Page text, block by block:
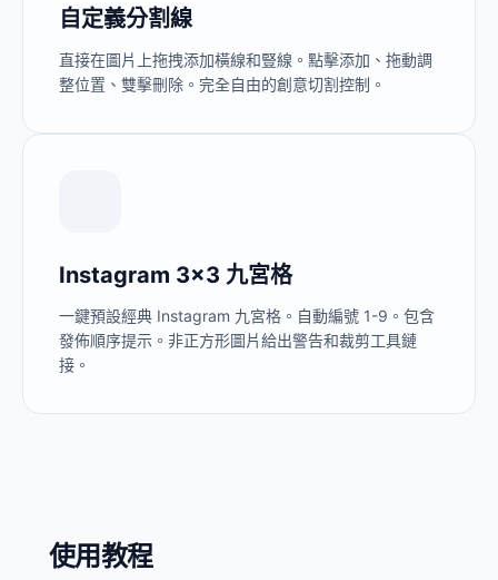
自定義分割線
直接在圖片上拖拽添加橫線和豎線。點擊添加、拖動調
整位置、雙擊刪除。完全自由的創意切割控制。
Instagram 3x3 九宮格
一鍵預設經典 Instagram 九宮格。自動編號 1-9。包含
發佈順序提示。非正方形圖片給出警告和裁剪工具鏈
接。
使用教程